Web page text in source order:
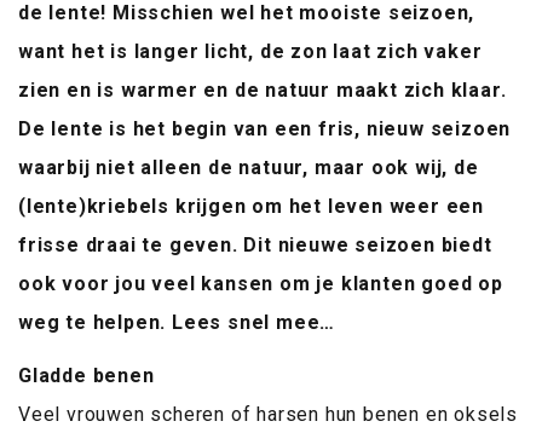
de lente! Misschien wel het mooiste seizoen,
want het is langer licht, de zon laat zich vaker
zien en is warmer en de natuur maakt zich klaar.
De lente is het begin van een fris, nieuw seizoen
waarbij niet alleen de natuur, maar ook wij, de
(lente)kriebels krijgen om het leven weer een
frisse draai te geven. Dit nieuwe seizoen biedt
ook voor jou veel kansen om je klanten goed op
weg te helpen. Lees snel mee…
Gladde benen
Veel vrouwen scheren of harsen hun benen en oksels